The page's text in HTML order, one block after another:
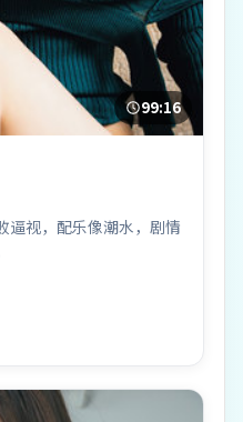
99:16
逼视，配乐像潮水，剧情